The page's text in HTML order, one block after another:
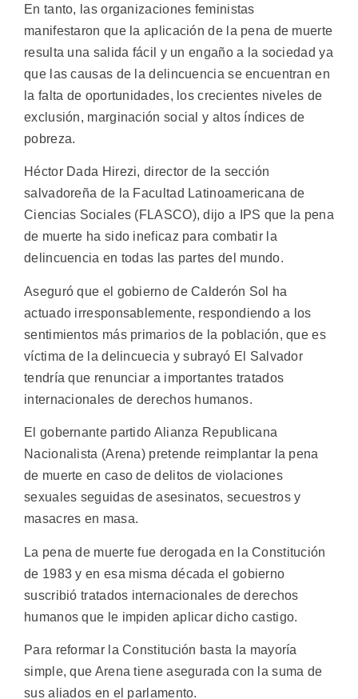
En tanto, las organizaciones feministas
manifestaron que la aplicación de la pena de muerte
resulta una salida fácil y un engaño a la sociedad ya
que las causas de la delincuencia se encuentran en
la falta de oportunidades, los crecientes niveles de
exclusión, marginación social y altos índices de
pobreza.
Héctor Dada Hirezi, director de la sección
salvadoreña de la Facultad Latinoamericana de
Ciencias Sociales (FLASCO), dijo a IPS que la pena
de muerte ha sido ineficaz para combatir la
delincuencia en todas las partes del mundo.
Aseguró que el gobierno de Calderón Sol ha
actuado irresponsablemente, respondiendo a los
sentimientos más primarios de la población, que es
víctima de la delincuecia y subrayó El Salvador
tendría que renunciar a importantes tratados
internacionales de derechos humanos.
El gobernante partido Alianza Republicana
Nacionalista (Arena) pretende reimplantar la pena
de muerte en caso de delitos de violaciones
sexuales seguidas de asesinatos, secuestros y
masacres en masa.
La pena de muerte fue derogada en la Constitución
de 1983 y en esa misma década el gobierno
suscribió tratados internacionales de derechos
humanos que le impiden aplicar dicho castigo.
Para reformar la Constitución basta la mayoría
simple, que Arena tiene asegurada con la suma de
sus aliados en el parlamento.